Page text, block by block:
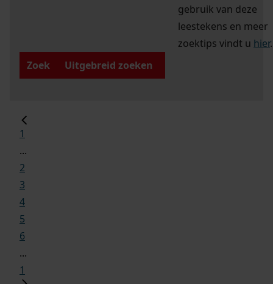
gebruik van deze
leestekens en meer
zoektips vindt u hier.
Zoek
Uitgebreid zoeken
1
...
2
3
4
5
6
...
1